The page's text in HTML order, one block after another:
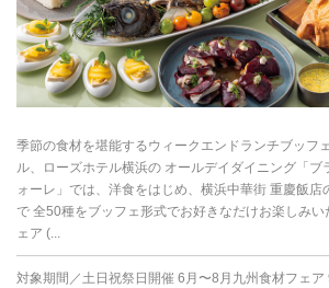
季節の食材を堪能するウィークエンドランチブッフ
ル、ローズホテル横浜の オールデイダイニング「ブ
ォーレ」では、洋食をはじめ、横浜中華街 重慶飯店
で 全50種をブッフェ形式でお好きなだけお楽しみ
ェア (...
対象期間／土日祝祭日開催 6月〜8月九州食材フェ